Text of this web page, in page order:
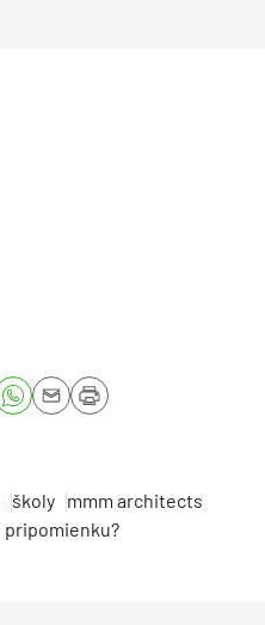
školy mmm architects
pripomienku?